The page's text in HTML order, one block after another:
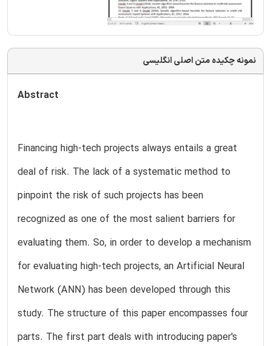
نمونه چکیده متن اصلی انگلیسی
Abstract
Financing high-tech projects always entails a great
deal of risk. The lack of a systematic method to
pinpoint the risk of such projects has been
recognized as one of the most salient barriers for
evaluating them. So, in order to develop a mechanism
for evaluating high-tech projects, an Artificial Neural
Network (ANN) has been developed through this
study. The structure of this paper encompasses four
parts. The first part deals with introducing paper's